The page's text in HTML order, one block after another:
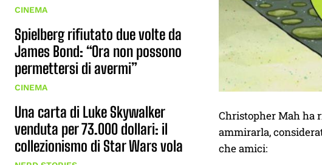
CINEMA
Spielberg rifiutato due volte da
James Bond: “Ora non possono
permettersi di avermi”
CINEMA
Una carta di Luke Skywalker
venduta per 73.000 dollari: il
collezionismo di Star Wars vola
Christopher Mah ha
ammirarla,
che amici: